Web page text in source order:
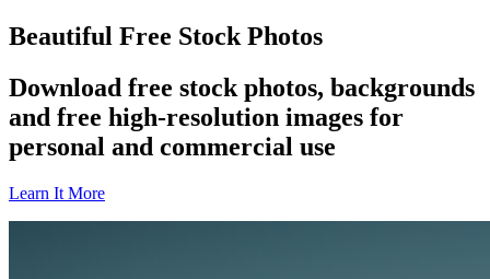
Beautiful Free Stock Photos
Download free stock photos, backgrounds
and free high-resolution images for
personal and commercial use
Learn It More